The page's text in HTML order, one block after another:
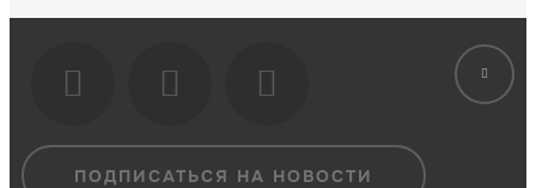
ПОДПИСАТЬСЯ НА НОВОСТИ